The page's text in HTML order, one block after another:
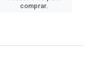
comprar.